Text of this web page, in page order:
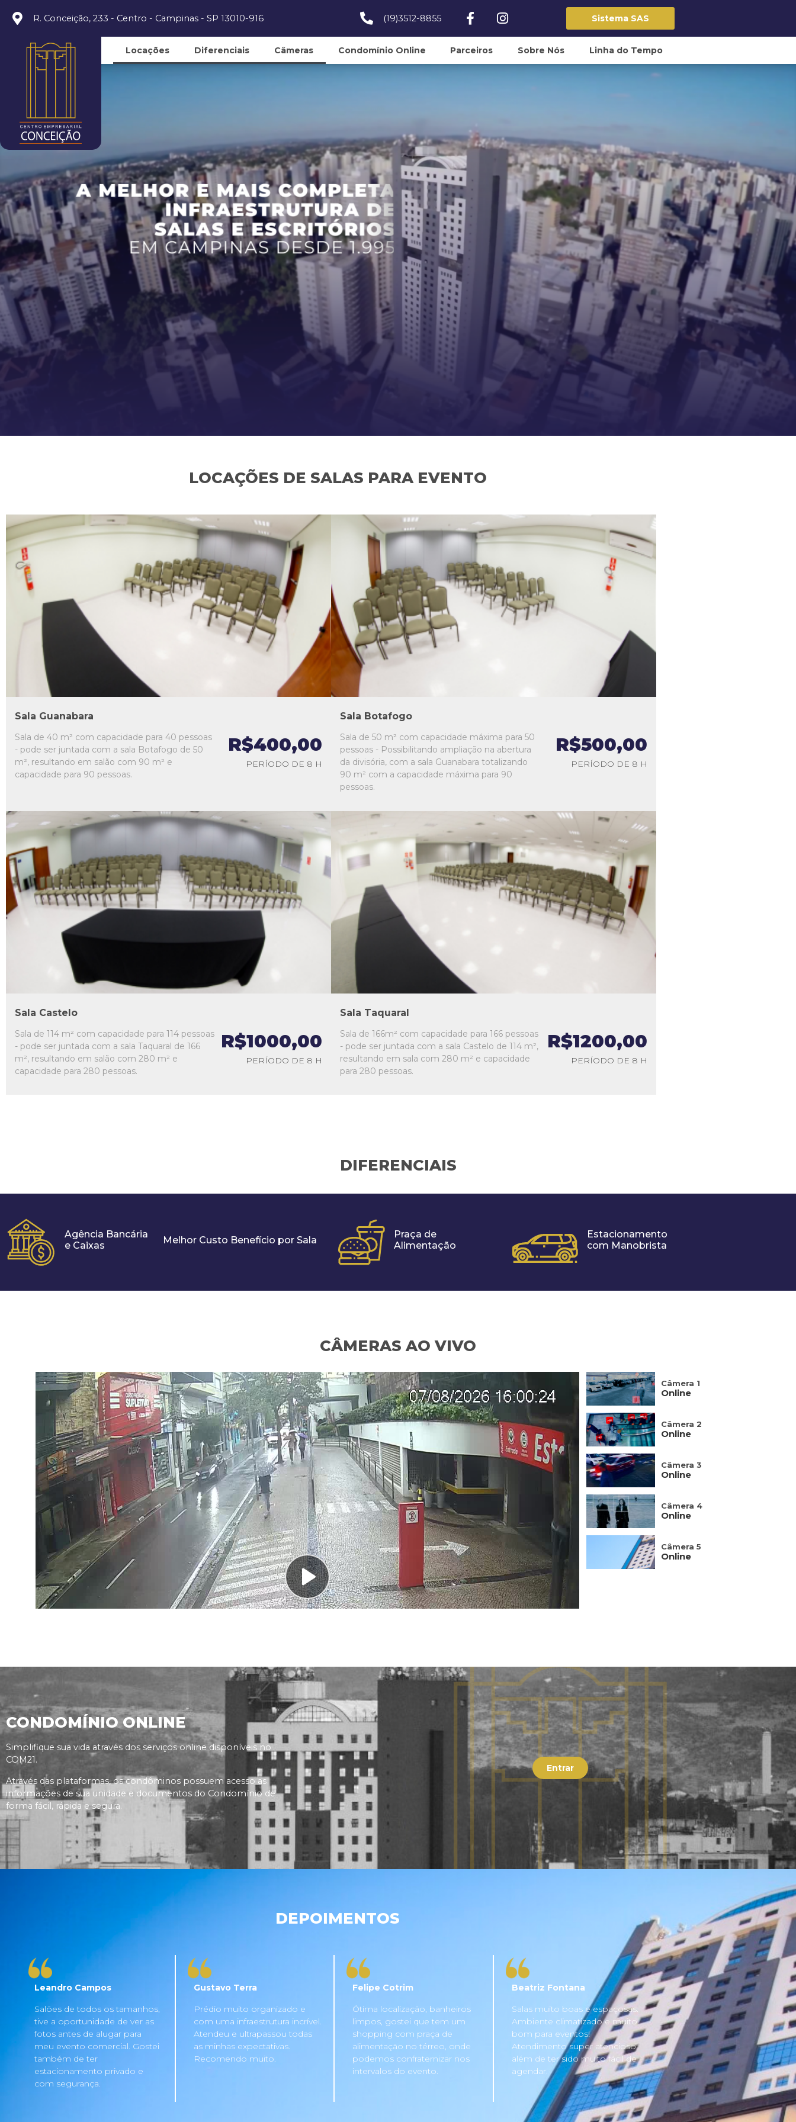
R. Conceição, 233 - Centro - Campinas - SP 13010-916 (19)3512-8855 Sistema SAS
Locações Diferenciais Câmeras Condomínio Online Parceiros Sobre Nós Linha do Tempo
LOCAÇÕES DE SALAS PARA EVENTO
L1
L2
L3
Sala Guanabara
Sala de 40 m² com capacidade para 40 pessoas
- pode ser juntada com a sala Botafogo de 50
m², resultando em salão com 90 m² e
capacidade para 90 pessoas.
R$400,00
PERÍODO DE 8 H
L3
L4
L5
Sala Botafogo
Sala de 50 m² com capacidade máxima para 50
pessoas - Possibilitando ampliação na abertura
da divisória, com a sala Guanabara totalizando
90 m² com a capacidade máxima para 90
pessoas.
R$500,00
PERÍODO DE 8 H
L1
L2
L3
L4
Sala Castelo
Sala de 114 m² com capacidade para 114 pessoas
- pode ser juntada com a sala Taquaral de 166
m², resultando em salão com 280 m² e
capacidade para 280 pessoas.
R$1000,00
PERÍODO DE 8 H
L1
L3
L4
L5
Sala Taquaral
Sala de 166m² com capacidade para 166 pessoas
- pode ser juntada com a sala Castelo de 114 m²,
resultando em sala com 280 m² e capacidade
para 280 pessoas.
R$1200,00
PERÍODO DE 8 H
DIFERENCIAIS
Agência Bancária
e Caixas
Melhor Custo Benefício por Sala
Praça de
Alimentação
Estacionamento
com Manobrista
CÂMERAS AO VIVO
Câmera 1
Online
Câmera 2
Online
Câmera 3
Online
Câmera 4
Online
Câmera 5
Online
CONDOMÍNIO ONLINE
Simplifique sua vida através dos serviços online disponíveis no
COM21.
Através das plataformas, os condôminos possuem acesso as
informações de sua unidade e documentos do Condomínio de
forma fácil, rápida e segura.
Entrar
DEPOIMENTOS
Salões de todos os tamanhos,
tive a oportunidade de ver as
fotos antes de alugar para
meu evento comercial. Gostei
também de ter
estacionamento privado e
com segurança.
Leandro Campos
Prédio muito organizado e
com uma infraestrutura incrível.
Atendeu e ultrapassou todas
as minhas expectativas.
Recomendo muito.
Gustavo Terra
Ótima localização, banheiros
limpos, gostei que tem um
shopping com praça de
alimentação no térreo, onde
podemos confraternizar nos
intervalos do evento.
Felipe Cotrim
Salas muito boas e espaçosas.
Ambiente climatizado e muito
bom para eventos!
Atendimento super atencioso
além de ter sido muito fácil de
agendar.
Beatriz Fontana